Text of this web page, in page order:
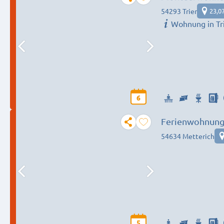
6
Parkplatz ✓
54293 Trier
Wohnung in
54634 Metterich